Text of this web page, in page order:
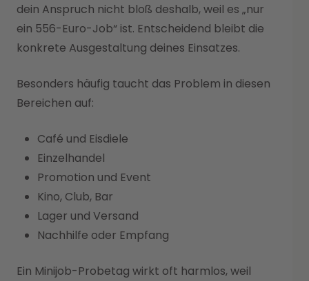
dein Anspruch nicht bloß deshalb, weil es „nur
ein 556-Euro-Job“ ist. Entscheidend bleibt die
konkrete Ausgestaltung deines Einsatzes.
Besonders häufig taucht das Problem in diesen
Bereichen auf:
Café und Eisdiele
Einzelhandel
Promotion und Event
Kino, Club, Bar
Lager und Versand
Nachhilfe oder Empfang
Ein Minijob-Probetag wirkt oft harmlos, weil